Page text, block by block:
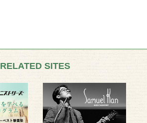
RELATED SITES